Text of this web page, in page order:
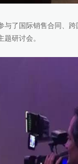
了国际销售合同、
研讨会。